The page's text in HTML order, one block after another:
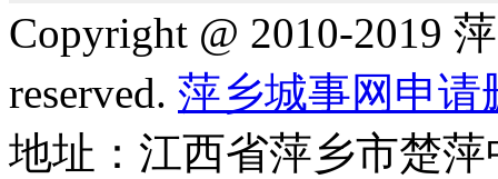
Copyright @ 2010-2019
reserved. 萍乡城事网申请
地址：江西省萍乡市楚